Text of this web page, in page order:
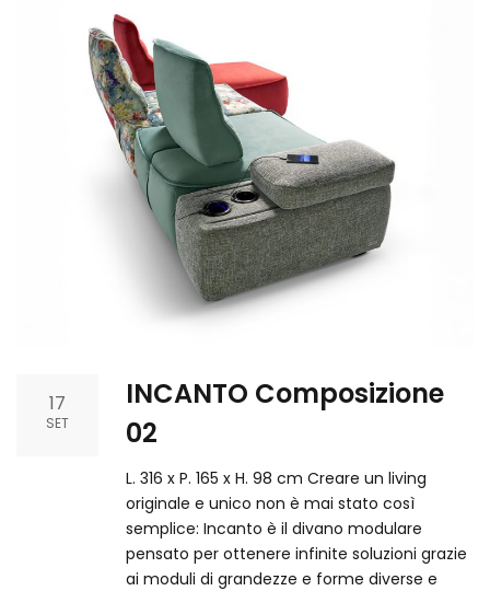
17
SET
INCANTO Composizione
02
L. 316 x P. 165 x H. 98 cm Creare un living
originale e unico non è mai stato così
semplice: Incanto è il divano modulare
pensato per ottenere infinite soluzioni grazie
ai moduli di grandezze e forme diverse e